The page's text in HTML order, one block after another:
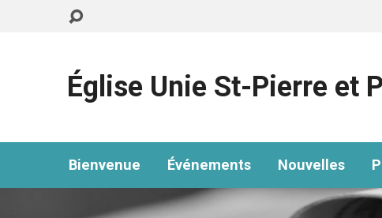
Église Unie St-Pierre et
Bienvenue Événements Nouvelles